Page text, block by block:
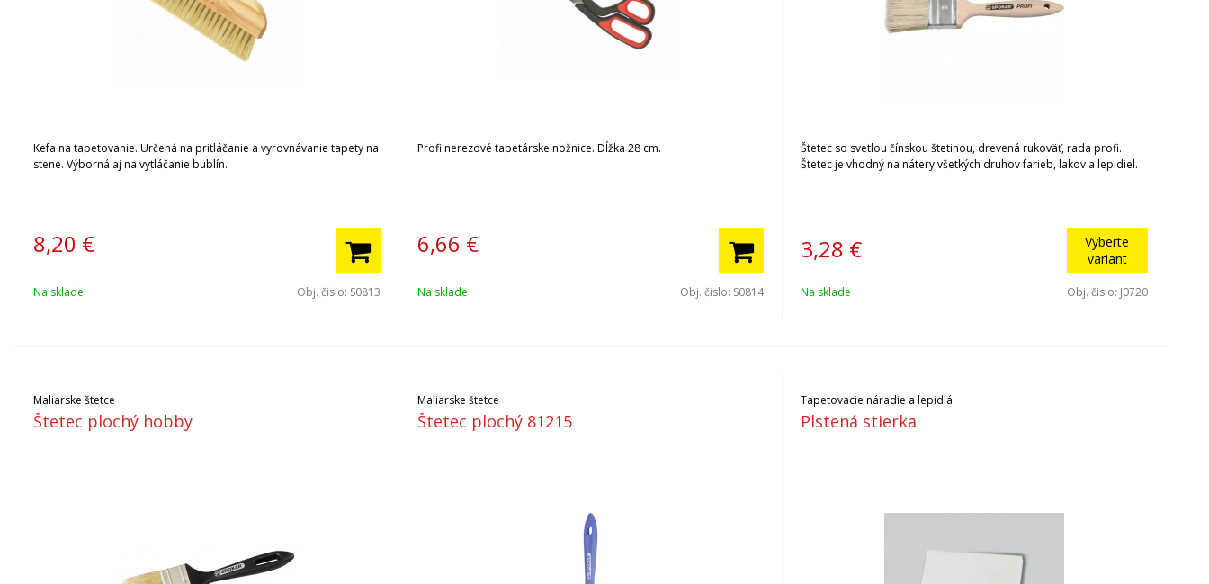
Kefa na tapetovanie. Určená na pritláčanie a vyrovnávanie tapety na
stene. Výborná aj na vytláčanie bublín.
8,20 €
Na sklade Obj. čislo: S0813
Profi nerezové tapetárske nožnice. Dĺžka 28 cm.
6,66 €
Na sklade Obj. čislo: S0814
Štetec so svetlou čínskou štetinou, drevená rukoväť, rada profi.
Štetec je vhodný na nátery všetkých druhov farieb, lakov a lepidiel.
3,28 €
Vyberte
variant
Na sklade Obj. čislo: J0720
Maliarske štetce
Štetec plochý hobby
Maliarske štetce
Štetec plochý 81215
Tapetovacie náradie a lepidlá
Plstená stierka